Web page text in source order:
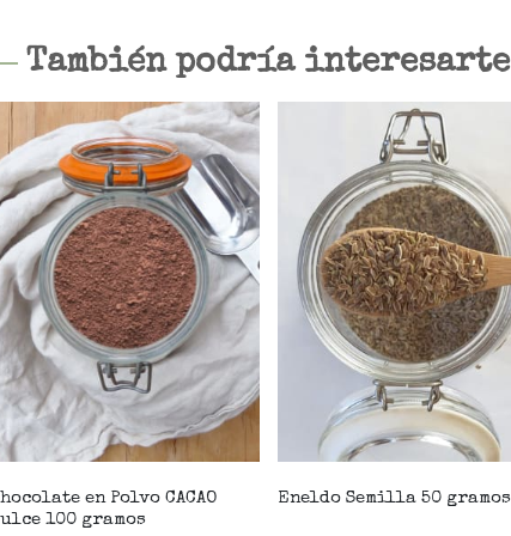
También podría interesarte
en Polvo CACAO
100 gramos
Eneldo Semilla 50 gramos